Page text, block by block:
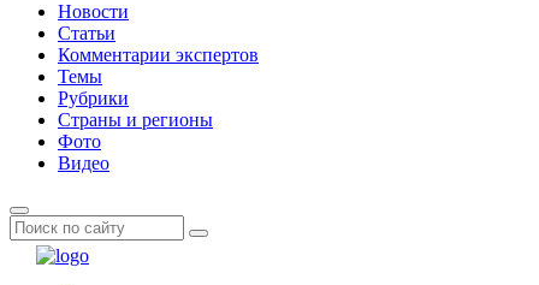
Новости
Статьи
Комментарии экспертов
Темы
Рубрики
Страны и регионы
Фото
Видео